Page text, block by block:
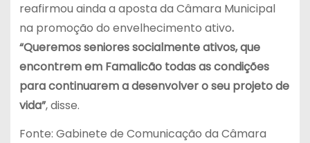
reafirmou ainda a aposta da Câmara Municipal
na promoção do envelhecimento ativo.
“Queremos seniores socialmente ativos, que
encontrem em Famalicão todas as condições
para continuarem a desenvolver o seu projeto de
vida”, disse.
Fonte: Gabinete de Comunicação da Câmara